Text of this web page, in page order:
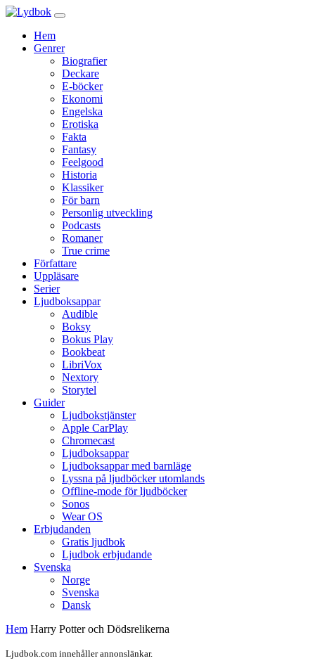
Hem
Genrer
Biografier
Deckare
E-böcker
Ekonomi
Engelska
Erotiska
Fakta
Fantasy
Feelgood
Historia
Klassiker
För barn
Personlig utveckling
Podcasts
Romaner
True crime
Författare
Uppläsare
Serier
Ljudboksappar
Audible
Boksy
Bokus Play
Bookbeat
LibriVox
Nextory
Storytel
Guider
Ljudbokstjänster
Apple CarPlay
Chromecast
Ljudboksappar
Ljudboksappar med barnläge
Lyssna på ljudböcker utomlands
Offline-mode för ljudböcker
Sonos
Wear OS
Erbjudanden
Gratis ljudbok
Ljudbok erbjudande
Svenska
Norge
Svenska
Dansk
Hem Harry Potter och Dödsrelikerna
Ljudbok.com innehåller annonslänkar.